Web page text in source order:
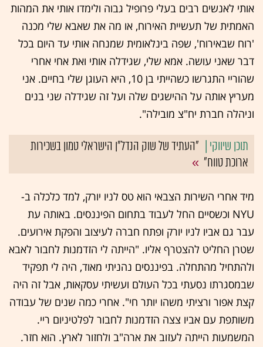
אותי לאנשים רבים בעלי פרופיל גבוה ולימדו אותי את המהות
האמתית של תעשיית האירוח, או מה את שאבא שלי מכנה
'רוח שבאירוח', שפה בינלאומית שמנחה אותי עד היום בכל
דבר שאני עושה. אמא שלי, שגידלה אותי ואת אחי אחרי
שהוריי התגרשו כשהייתי בן 10, היא העוגן שלי בחיים. אני
מעריץ אותה על ההישגים שלה ועל זה שגידלה שני בנים
וניהלה חברת יח"צ מובילה".
"העתיד של שוק הנדל"ן הישראלי טמון בשכירות
ארוכת טווח"
מיד אחרי השירות הצבאי הוא טס לניו יורק, למד כלכלה ב-
NYU וכשסיים החל לעבוד בתחום הפיננסים. באותה עת
עבר גם אביו לניו יורק ופתח חברה לעיצוב והפקת אירועים.
שטרן החליט להצטרף אליו. "הייתה לי הזדמנות לחבור לאבא
ולהתחיל מהתחלה. בפיננסים נהניתי מאוד, היה לי תפקיד
שבמסגרתו נסעתי בכל העולם ועשיתי עסקאות, אבל זה היה
קצת אפור ורציתי משהו יותר חי". אחרי כמה שנים של עבודה
משותפת עם אביו צצה הזדמנות לחבור לפלטיניום ריי.
המשמעות הייתה לעזוב את ארה"ב ולחזור לארץ. הוא חזר.